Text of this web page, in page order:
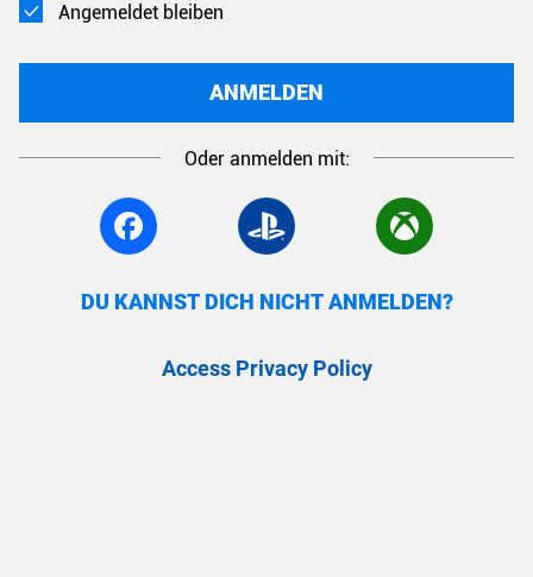
Angemeldet bleiben
ANMELDEN
Oder anmelden mit:
DU KANNST DICH NICHT ANMELDEN?
Access Privacy Policy